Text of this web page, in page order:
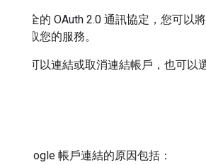
透過安全的 OAuth 2.0 通訊協定，您可
裝置存取您的服務。
使用者可以連結或取消連結帳戶，也可以
實作 Google 帳戶連結的原因包括：